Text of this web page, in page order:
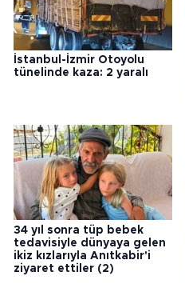
İstanbul-İzmir Otoyolu
tünelinde kaza: 2 yaralı
34 yıl sonra tüp bebek
tedavisiyle dünyaya gelen
ikiz kızlarıyla Anıtkabir'i
ziyaret ettiler (2)